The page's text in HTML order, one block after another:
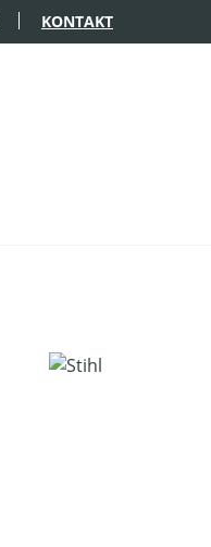
KONTAKT